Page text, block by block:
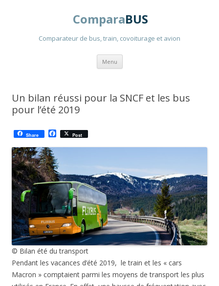
ComparaBUS
Comparateur de bus, train, covoiturage et avion
Menu Aller
contenu
Un bilan réussi pour la SNCF et les bus
pour l’été 2019
Share
a
c
e
b
o
o
k
Post
© Bilan été du transport
Pendant les vacances d’été 2019, le train et les « cars
Macron » comptaient parmi les moyens de transport les plus